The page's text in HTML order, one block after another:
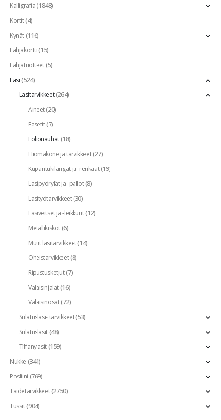
Kalligrafia(1848)
Kortit(4)
Kynät(116)
Lahjakortti(15)
Lahjatuotteet(5)
Lasi(524)
Lasitarvikkeet(264)
Aineet(20)
Fasetit(7)
Folionauhat(18)
Hiomakone ja tarvikkeet(27)
Kuparitukilangat ja -renkaat(19)
Lasipyörylät ja -pallot(8)
Lasityötarvikkeet(30)
Lasiveitset ja -leikkurit(12)
Metallikiskot(6)
Muut lasitarvikkeet(14)
Oheistarvikkeet(8)
Ripustusketjut(7)
Valaisinjalat(16)
Valaisinosat(72)
Sulatuslasi- tarvikkeet(53)
Sulatuslasit(48)
Tiffanylasit(159)
Nukke (341)
Posliini (769)
Taidetarvikkeet(2750)
Tussit(904)